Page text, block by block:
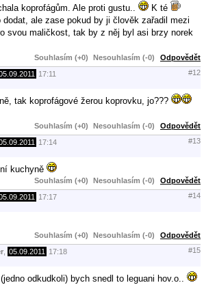
koprofágům. Ale proti gustu..
K té
ale zase pokud by ji člověk zařadil mezi
svou maličkost, tak by z něj byl asi brzy norek
Souhlasím (+0) Nesouhlasím (-0) Odpovědět
17:11 #12
tak koprofágové žerou koprovku, jo???
Souhlasím (+0) Nesouhlasím (-0) Odpovědět
17:14 #13
kuchyně
Souhlasím (+0) Nesouhlasím (-0) Odpovědět
17:17 #14
Souhlasím (+0) Nesouhlasím (-0) Odpovědět
05.09.2011 17:18 #15
odkudkoli) bych snedl to leguani hov.o..